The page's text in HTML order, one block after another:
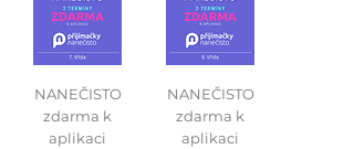
NANEČISTO
zdarma k
aplikaci
NANEČISTO
zdarma k
aplikaci